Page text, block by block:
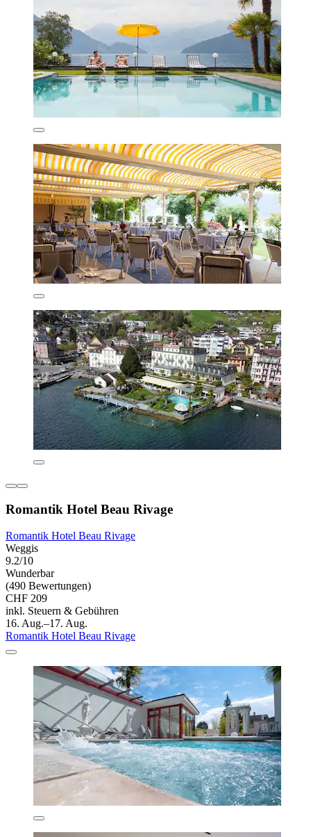
Romantik Hotel Beau Rivage
Romantik Hotel Beau Rivage
Weggis
9.2/10
Wunderbar
(490 Bewertungen)
CHF 209
inkl. Steuern & Gebühren
16. Aug.–17. Aug.
Romantik Hotel Beau Rivage